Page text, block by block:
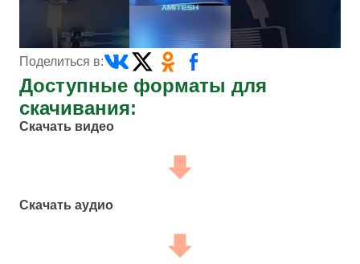
Поделиться в:
Доступные форматы для
скачивания:
Скачать видео
Скачать аудио